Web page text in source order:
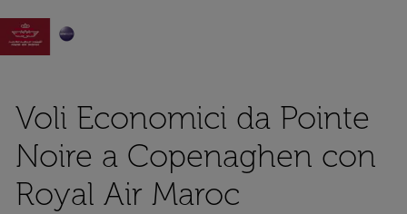

Voli Economici da Pointe
Noire a Copenaghen con
Royal Air Maroc